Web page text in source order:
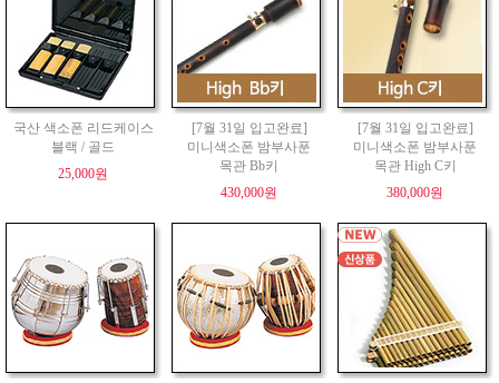
국산 색소폰 리드케이스
블랙 / 골드
25,000원
[7월 31일 입고완료]
미니색소폰 밤부사푼
목관 Bb키
430,000원
[7월 31일 입고완료]
미니색소폰 밤부사푼
목관 High C키
380,000원